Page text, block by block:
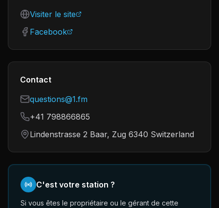
Visiter le site
Facebook
Contact
questions@1.fm
+41 798866865
Lindenstrasse 2 Baar, Zug 6340 Switzerland
C'est votre station ?
Si vous êtes le propriétaire ou le gérant de cette